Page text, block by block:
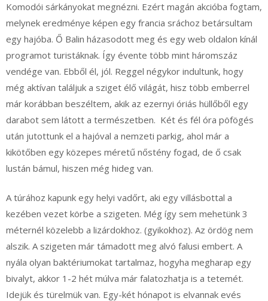
Komodói sárkányokat megnézni. Ezért magán akcióba fogtam,
melynek eredménye képen egy francia sráchoz betársultam
egy hajóba. Ő Balin házasodott meg és egy web oldalon kínál
programot turistáknak. Így évente több mint háromszáz
vendége van. Ebből él, jól. Reggel négykor indultunk, hogy
még aktívan találjuk a sziget élő világát, hisz több emberrel
már korábban beszéltem, akik az ezernyi óriás hüllőből egy
darabot sem látott a természetben. Két és fél óra pöfögés
után jutottunk el a hajóval a nemzeti parkig, ahol már a
kikötőben egy közepes méretű nőstény fogad, de ő csak
lustán bámul, hiszen még hideg van.
A túrához kapunk egy helyi vadőrt, aki egy villásbottal a
kezében vezet körbe a szigeten. Még így sem mehetünk 3
méternél közelebb a lizárdokhoz. (gyikokhoz). Az ördög nem
alszik. A szigeten már támadott meg alvó falusi embert. A
nyála olyan baktériumokat tartalmaz, hogyha megharap egy
bivalyt, akkor 1-2 hét múlva már falatozhatja is a tetemét.
Idejük és türelmük van. Egy-két hónapot is elvannak evés